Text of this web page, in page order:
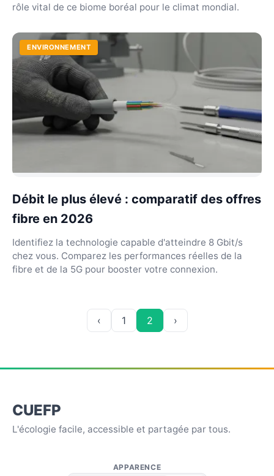
rôle vital de ce biome boréal pour le climat mondial.
ENVIRONNEMENT
Débit le plus élevé : comparatif des offres
fibre en 2026
Identifiez la technologie capable d'atteindre 8 Gbit/s
chez vous. Comparez les performances réelles de la
fibre et de la 5G pour booster votre connexion.
‹ 1 2 ›
CUEFP
L'écologie facile, accessible et partagée par tous.
APPARENCE